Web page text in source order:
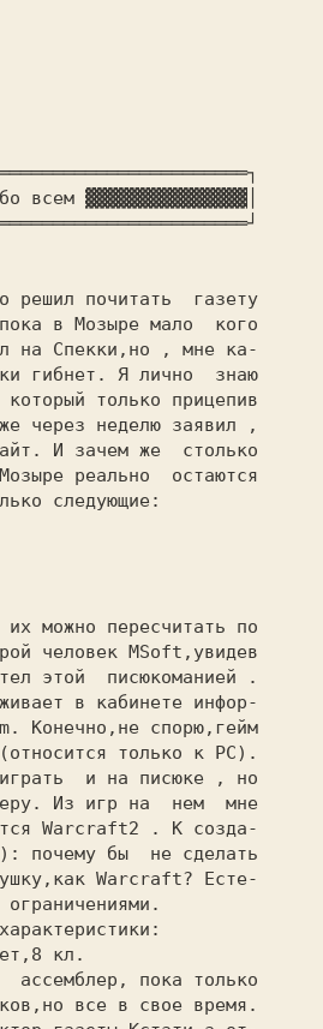
всем ▓▓▓▓▓▓▓▓▓▓▓▓▓▓▓│
в Мозыре мало  кого
на Спекки,но , мне ка-
гибнет. Я лично  знаю
только прицепив
через неделю заявил ,
И зачем же  столько
реально  остаются
следующие:
человек MSoft,увидев
этой  писюкоманией .
в кабинете инфор-
Конечно,не спорю,гейм
только к PC).
и на писюке , но
Из игр на  нем  мне
Warcraft2 . К созда-
почему бы  не сделать
Warcraft? Есте-
все в свое время.